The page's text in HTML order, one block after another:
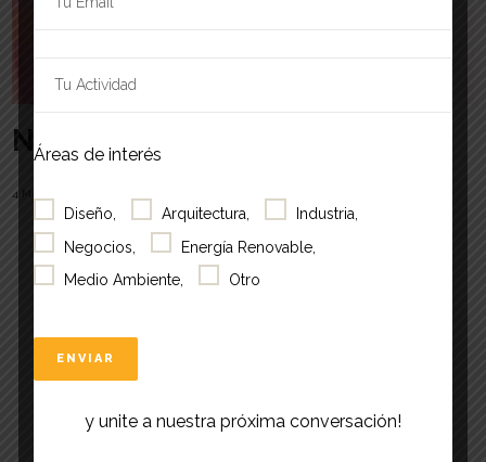
Novedades
4 MAYO, 2022
Áreas de interés
Diseño, Arquitectura,
Industria,
Negocios,
Energía Renovable,
Medio Ambiente,
Otro
y unite a nuestra próxima conversación!